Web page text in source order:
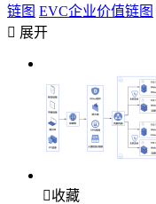
链图 EVC企业价值链图
 展开
收藏